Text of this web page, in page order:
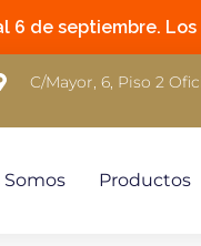
6 de septiembre.
C/Mayor, 6, Piso 2
Productos